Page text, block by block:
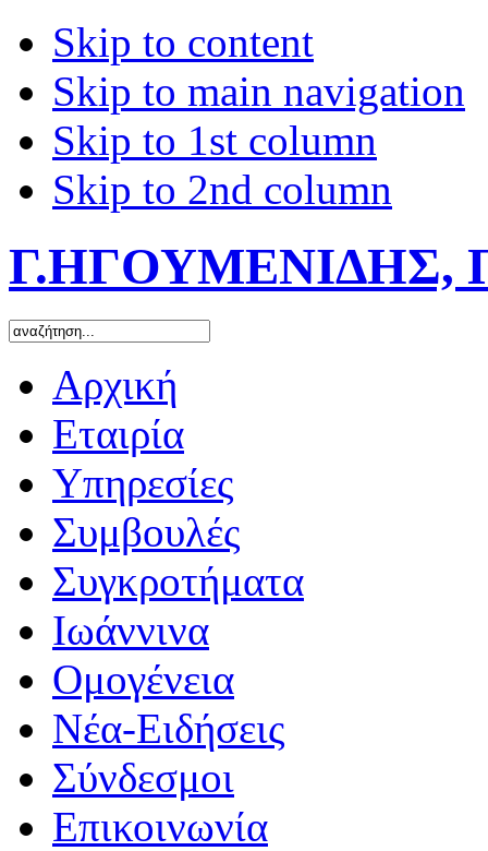
Skip to content
Skip to main navigation
Skip to 1st column
Skip to 2nd column
Γ.ΗΓΟΥΜΕΝΙΔΗΣ,
Αρχική
Εταιρία
Υπηρεσίες
Συμβουλές
Συγκροτήματα
Ιωάννινα
Ομογένεια
Νέα-Ειδήσεις
Σύνδεσμοι
Επικοινωνία